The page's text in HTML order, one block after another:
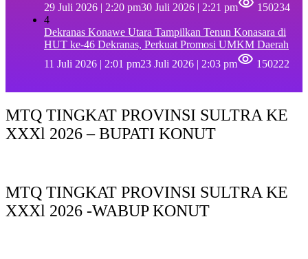
29 Juli 2026 | 2:20 pm30 Juli 2026 | 2:21 pm
150234
4
Dekranas Konawe Utara Tampilkan Tenun Konasara di
HUT ke-46 Dekranas, Perkuat Promosi UMKM Daerah
11 Juli 2026 | 2:01 pm23 Juli 2026 | 2:03 pm 150222
MTQ TINGKAT PROVINSI SULTRA KE
XXXl 2026 – BUPATI KONUT
MTQ TINGKAT PROVINSI SULTRA KE
XXXl 2026 -WABUP KONUT